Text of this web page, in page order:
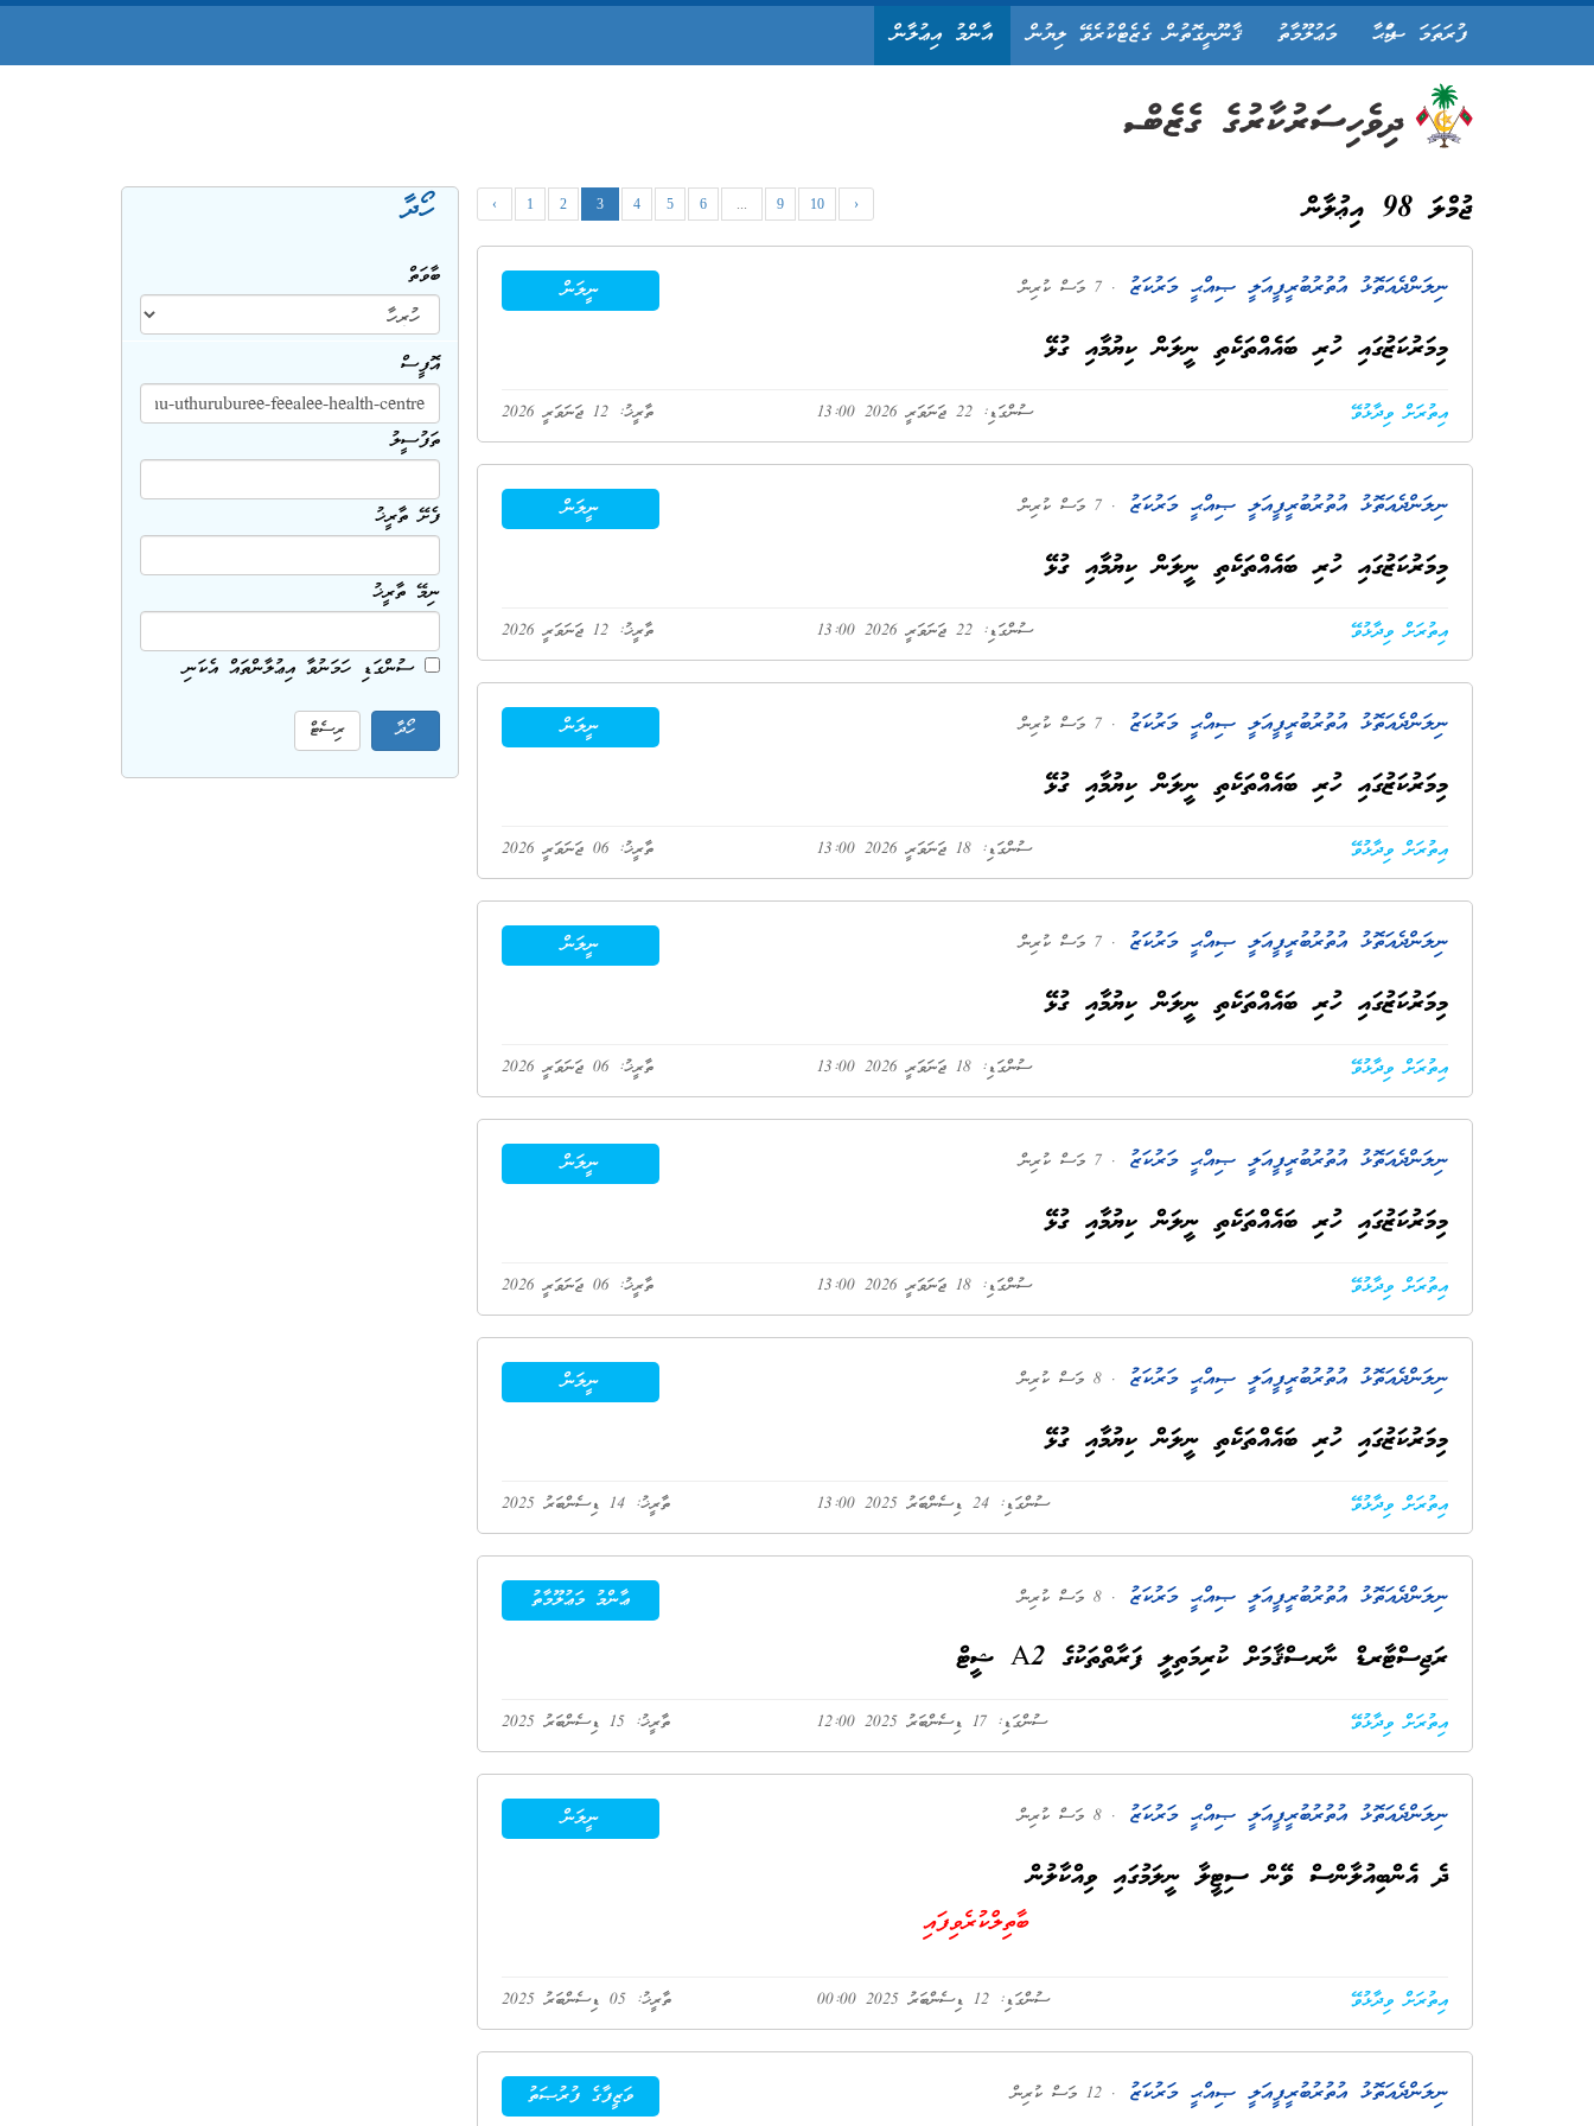
ފުރަތަމަ ޞަފްޙާ މަޢުލޫމާތު ޤާނޫނީގޮތުން ގެޒެޓްކުރެވޭ ލިޔުން އާންމު އިޢުލާން
ހޯދާ
ބާވަތް
އޮފީސް
ތަފުސީލު
ފެށޭ ތާރީޚު
ނިމޭ ތާރީޚު
ސުންގަޑި ހަމަނުވާ އިޢުލާންތައް އެކަނި
ޖުމްލަ 98 އިޢުލާން ‹ 1 2 3 4 5 6 ... 9 10 ›
ނީލަން ނިލަންދެއަތޮޅު އުތުރުބުރީ ފީއަލީ ޞިއްޙީ މަރުކަޒު . 7 މަސް ކުރިން
މިމަރުކަޒުގައި ހުރި ބައެއްތަކެތި ނީލަން ކިޔުމާއި ގުޅޭ
ތާރީޚު: 12 ޖަނަވަރީ 2026 ސުންގަޑި: 22 ޖަނަވަރީ 2026 13:00 އިތުރަށް ވިދާޅުވޭ
ނީލަން ނިލަންދެއަތޮޅު އުތުރުބުރީ ފީއަލީ ޞިއްޙީ މަރުކަޒު . 7 މަސް ކުރިން
މިމަރުކަޒުގައި ހުރި ބައެއްތަކެތި ނީލަން ކިޔުމާއި ގުޅޭ
ތާރީޚު: 12 ޖަނަވަރީ 2026 ސުންގަޑި: 22 ޖަނަވަރީ 2026 13:00 އިތުރަށް ވިދާޅުވޭ
ނީލަން ނިލަންދެއަތޮޅު އުތުރުބުރީ ފީއަލީ ޞިއްޙީ މަރުކަޒު . 7 މަސް ކުރިން
މިމަރުކަޒުގައި ހުރި ބައެއްތަކެތި ނީލަން ކިޔުމާއި ގުޅޭ
ތާރީޚު: 06 ޖަނަވަރީ 2026 ސުންގަޑި: 18 ޖަނަވަރީ 2026 13:00 އިތުރަށް ވިދާޅުވޭ
ނީލަން ނިލަންދެއަތޮޅު އުތުރުބުރީ ފީއަލީ ޞިއްޙީ މަރުކަޒު . 7 މަސް ކުރިން
މިމަރުކަޒުގައި ހުރި ބައެއްތަކެތި ނީލަން ކިޔުމާއި ގުޅޭ
ތާރީޚު: 06 ޖަނަވަރީ 2026 ސުންގަޑި: 18 ޖަނަވަރީ 2026 13:00 އިތުރަށް ވިދާޅުވޭ
ނީލަން ނިލަންދެއަތޮޅު އުތުރުބުރީ ފީއަލީ ޞިއްޙީ މަރުކަޒު . 7 މަސް ކުރިން
މިމަރުކަޒުގައި ހުރި ބައެއްތަކެތި ނީލަން ކިޔުމާއި ގުޅޭ
ތާރީޚު: 06 ޖަނަވަރީ 2026 ސުންގަޑި: 18 ޖަނަވަރީ 2026 13:00 އިތުރަށް ވިދާޅުވޭ
ނީލަން ނިލަންދެއަތޮޅު އުތުރުބުރީ ފީއަލީ ޞިއްޙީ މަރުކަޒު . 8 މަސް ކުރިން
މިމަރުކަޒުގައި ހުރި ބައެއްތަކެތި ނީލަން ކިޔުމާއި ގުޅޭ
ތާރީޚު: 14 ޑިސެންބަރު 2025 ސުންގަޑި: 24 ޑިސެންބަރު 2025 13:00 އިތުރަށް ވިދާޅުވޭ
ޢާންމު މަޢުލޫމާތު ނިލަންދެއަތޮޅު އުތުރުބުރީ ފީއަލީ ޞިއްޙީ މަރުކަޒު . 8 މަސް ކުރިން
ރަޖިސްޓާރޑް ނާރސްޤާމަށް ކުރިމަތިލީ ފަރާތްތަކުގެ A2 ޝީޓް
ތާރީޚު: 15 ޑިސެންބަރު 2025 ސުންގަޑި: 17 ޑިސެންބަރު 2025 12:00 އިތުރަށް ވިދާޅުވޭ
ނީލަން ނިލަންދެއަތޮޅު އުތުރުބުރީ ފީއަލީ ޞިއްޙީ މަރުކަޒު . 8 މަސް ކުރިން
ދެ އެންބިއުލާންސް ވޭން ސިޓީލާ ނީލަމުގައި ވިއްކާލުން
ބާތިލްކުރެވިފައި
ތާރީޚު: 05 ޑިސެންބަރު 2025 ސުންގަޑި: 12 ޑިސެންބަރު 2025 00:00 އިތުރަށް ވިދާޅުވޭ
ވަޒީފާގެ ފުރުޞަތު ނިލަންދެއަތޮޅު އުތުރުބުރީ ފީއަލީ ޞިއްޙީ މަރުކަޒު . 12 މަސް ކުރިން